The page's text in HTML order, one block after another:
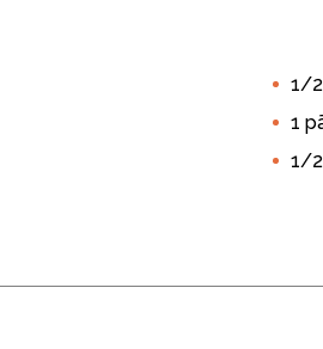
Air Fryer Dupla
Light
1/
1
1/2